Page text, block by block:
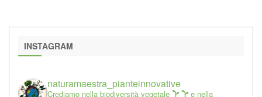
INSTAGRAM
naturamaestra_pianteinnovative
Crediamo nella biodiversità vegetale
e nella